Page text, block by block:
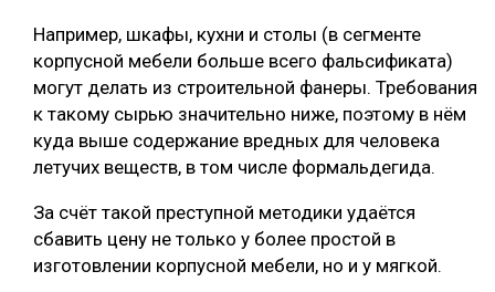
Например, шкафы, кухни и столы (в сегменте
корпусной мебели больше всего фальсификата)
могут делать из строительной фанеры. Требования
к такому сырью значительно ниже, поэтому в нём
куда выше содержание вредных для человека
летучих веществ, в том числе формальдегида.
За счёт такой преступной методики удаётся
сбавить цену не только у более простой в
изготовлении корпусной мебели, но и у мягкой.